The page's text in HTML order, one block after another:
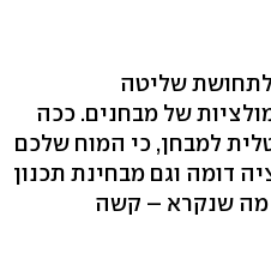
שליטה
של מבחנים. ככה
למבחן, כי המוח שלכם
דומה וגם מבחינת תכנון
מה שנקרא – קשה